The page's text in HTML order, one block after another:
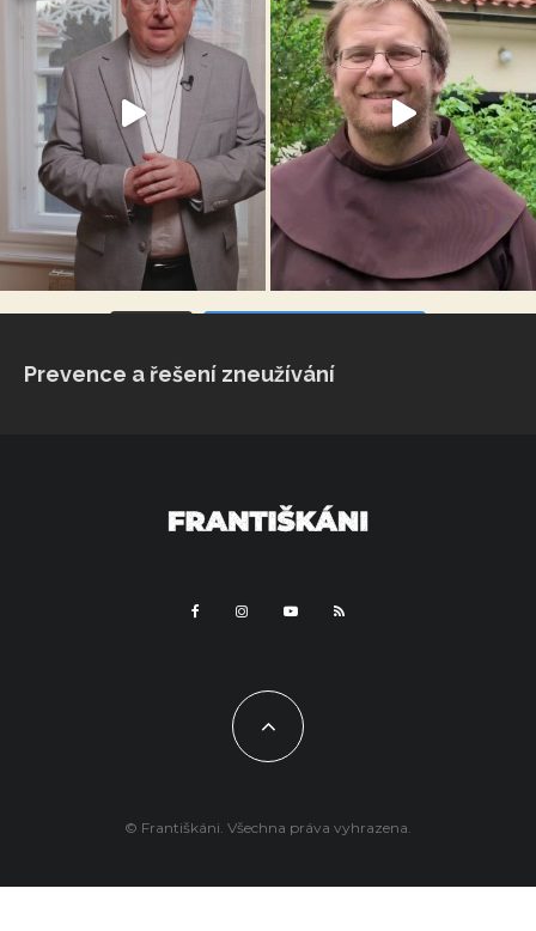
Prevence a řešení zneužívání
© Františkáni. Všechna práva vyhrazena.